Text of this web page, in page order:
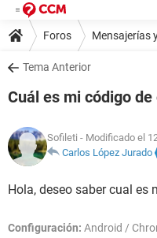
Foros Mensajerías
Tema Anterior
Cuál es mi código
Sofileti - Modificado el
Carlos López Jurado
Hola, deseo saber cual es
Configuración: Android /